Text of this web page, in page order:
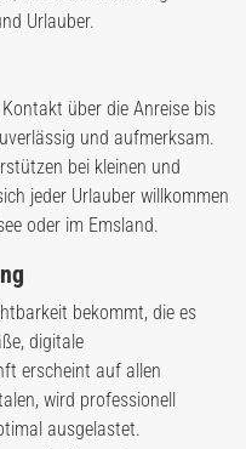
Urlauber.
über die Anreise bis
und aufmerksam.
bei kleinen und
jeder Urlauber willkommen
oder im Emsland.
bekommt, die es
digitale
erscheint auf allen
wird professionell
ausgelastet.